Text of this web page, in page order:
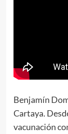
Benjamín
Cartaya.
vacunación